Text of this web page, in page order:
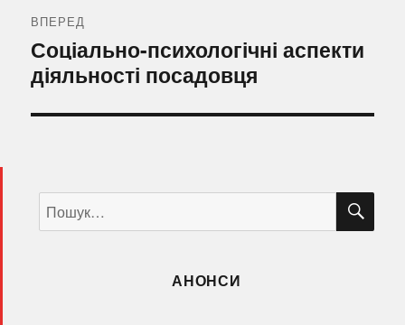
ВПЕРЕД
Наступний
запис:
Соціально-психологічні аспекти
діяльності посадовця
за
запитом:
АНОНСИ